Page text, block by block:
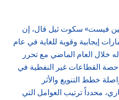
فيست» سكوت ثيل قال، إن
إيجابية وقوية للغاية في عام
خلال العام الماضي مع تحرر
القطاعات غير النفطية في
خطط التنويع والأثر
محدداً ترتيب العوامل التي